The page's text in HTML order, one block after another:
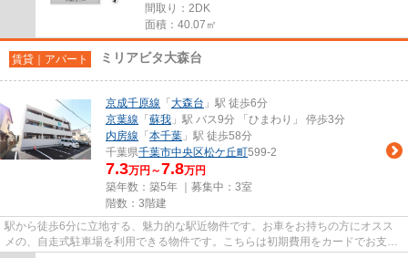
間取り：2DK
面積：40.07㎡
賃貸｜アパート ミリアビタ大森台
京成千原線 「 大森台 」駅 徒歩6分
京葉線 「 蘇我 」駅 バス9分 「ひまわり」 停歩3分
内房線 「 本千葉 」駅 徒歩58分
千葉県千葉市中央区松ケ丘町599-2
7.3万円～7.8万円
築年数：築5年 ｜募集中： 3室
階数：3階建
駅から徒歩6分に立地する、魅力的な駅近物件です。お車をお持ちの方にオスス
メの、自走式駐車場を利用できる物件です。こちらは初期費用をカードでお支払